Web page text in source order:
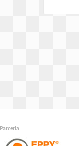
Parceria